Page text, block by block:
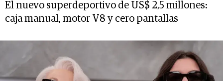
El nuevo superdeportivo de US$ 2,5 millones:
caja manual, motor V8 y cero pantallas